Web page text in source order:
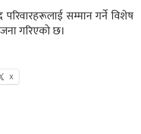
सम्मान गर्ने विशेष
गरिएको छ।
X